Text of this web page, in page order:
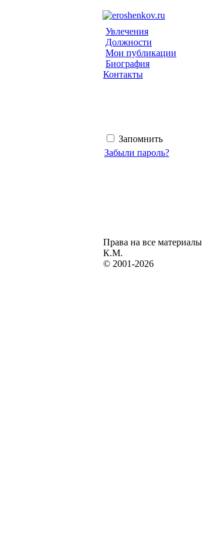
Увлечения
Должности
Мои публикации
Биография
Контакты
Запомнить
Забыли пароль?
Права на все
К.М.
© 2001-2026